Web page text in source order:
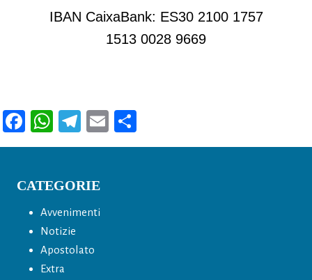
IBAN CaixaBank: ES30 2100 1757
1513 0028 9669
Facebook
WhatsApp
Telegram
Email
CATEGORIE
Avvenimenti
Notizie
Apostolato
Extra